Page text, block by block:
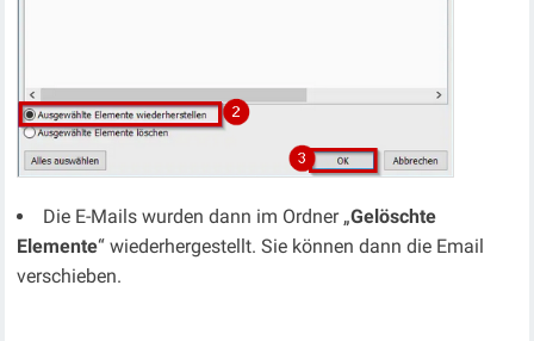
Die E-Mails wurden dann im Ordner „Gelöschte
Elemente“ wiederhergestellt. Sie können dann die Email
verschieben.